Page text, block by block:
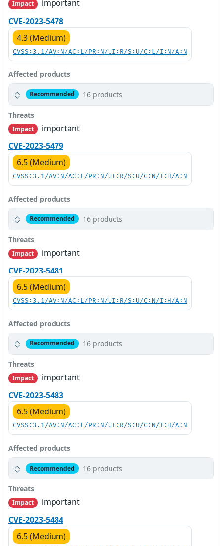
Impact
important
CVE-2023-5478
4.3 (Medium)
CVSS:3.1/AV:N/AC:L/PR:N/UI:R/S:U/C:L/I:N/A:N
Affected products
Recommended 16 products
Threats
Impact
important
CVE-2023-5479
6.5 (Medium)
CVSS:3.1/AV:N/AC:L/PR:N/UI:R/S:U/C:N/I:H/A:N
Affected products
Recommended 16 products
Threats
Impact
important
CVE-2023-5481
6.5 (Medium)
CVSS:3.1/AV:N/AC:L/PR:N/UI:R/S:U/C:N/I:H/A:N
Affected products
Recommended 16 products
Threats
Impact
important
CVE-2023-5483
6.5 (Medium)
CVSS:3.1/AV:N/AC:L/PR:N/UI:R/S:U/C:N/I:H/A:N
Affected products
Recommended 16 products
Threats
Impact
important
CVE-2023-5484
6.5 (Medium)